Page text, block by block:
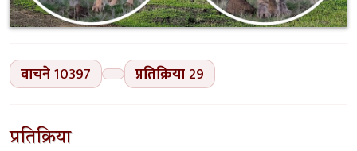
वाचने10397 प्रतिक्रिया 29
प्रतिक्रिया